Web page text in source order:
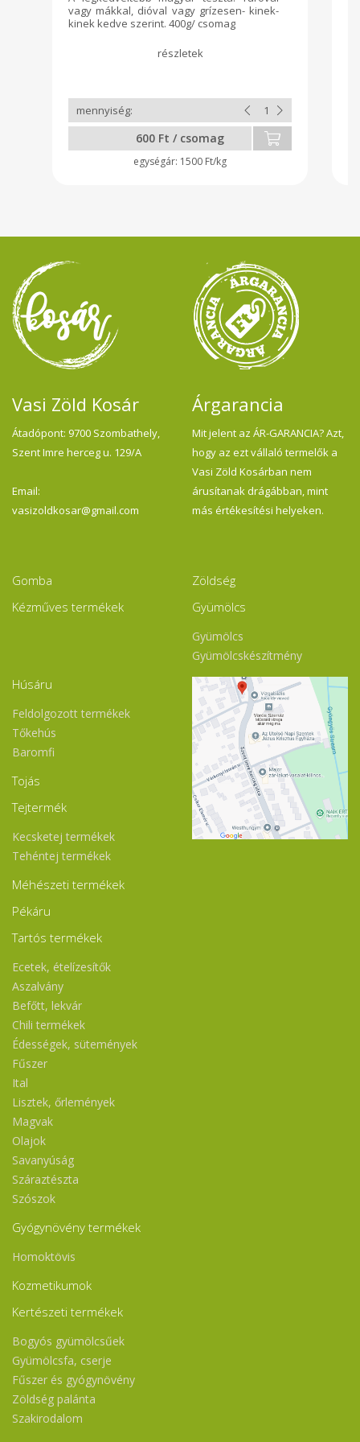
vagy mákkal, dióval vagy grízesen- kinek-
kinek kedve szerint. 400g/ csomag
600 Ft / csomag
1500 Ft/kg
Vasi Zöld Kosár
Átadópont: 9700 Szombathely,
Szent Imre herceg u. 129/A
Email:
vasizoldkosar@gmail.com
Árgarancia
Mit jelent az ÁR-GARANCIA? Azt,
hogy az ezt vállaló termelők a
Vasi Zöld Kosárban nem
árusítanak drágábban, mint
más értékesítési helyeken.
Gomba
Kézműves termékek
Zöldség
Gyümölcs
Gyümölcs
Gyümölcskészítmény
Húsáru
Feldolgozott termékek
Tőkehús
Baromfi
Tojás
Tejtermék
Kecsketej termékek
Tehéntej termékek
Méhészeti termékek
Pékáru
Tartós termékek
Ecetek, ételízesítők
Aszalvány
Befőtt, lekvár
Chili termékek
Édességek, sütemények
Fűszer
Ital
Lisztek, őrlemények
Magvak
Olajok
Savanyúság
Száraztészta
Szószok
Gyógynövény termékek
Homoktövis
Kozmetikumok
Kertészeti termékek
Bogyós gyümölcsűek
Gyümölcsfa, cserje
Fűszer és gyógynövény
Zöldség palánta
Szakirodalom